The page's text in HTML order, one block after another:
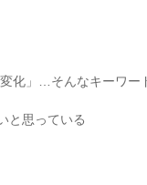
化」…そんなキーワー
と思っている